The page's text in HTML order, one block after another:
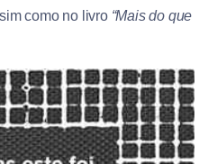
como no livro “Mais do que